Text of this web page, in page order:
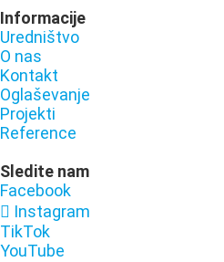
Informacije
Uredništvo
O nas
Kontakt
Oglaševanje
Projekti
Reference
Sledite nam
Facebook
Instagram
TikTok
YouTube